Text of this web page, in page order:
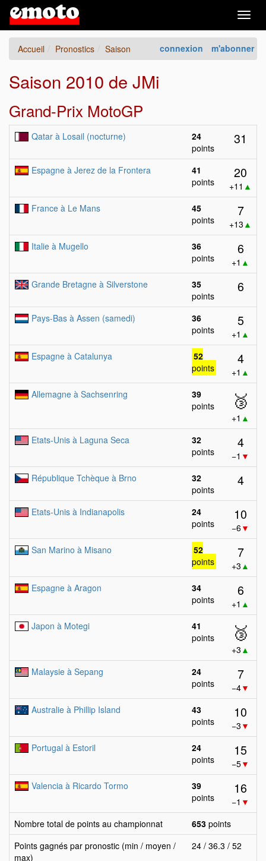
connexion m'abonner
Accueil Pronostics Saison
Saison 2010 de JMi
Grand-Prix MotoGP
Qatar à Losail (nocturne)
24
points
31
Espagne à Jerez de la Frontera
41
points
20
+11 ▲
France à Le Mans
45
points
7
+13 ▲
Italie à Mugello
36
points
6
+1 ▲
Grande Bretagne à Silverstone
35
points
6
Pays-Bas à Assen (samedi)
36
points
5
+1 ▲
Espagne à Catalunya
52
points
4
+1 ▲
Allemagne à Sachsenring
39
points
🥉
+1 ▲
Etats-Unis à Laguna Seca
32
points
4
−1 ▼
République Tchèque à Brno
32
points
4
Etats-Unis à Indianapolis
24
points
10
−6▼
San Marino à Misano
52
points
7
+3 ▲
Espagne à Aragon
34
points
6
+1 ▲
Japon à Motegi
41
points
🥉
+3 ▲
Malaysie à Sepang
24
points
7
−4▼
Australie à Phillip Island
43
points
10
−3 ▼
Portugal à Estoril
24
points
15
−5▼
Valencia à Ricardo Tormo
39
points
16
−1 ▼
Nombre total de points au championnat
653 points
Points gagnés par pronostic (min / moyen /
max)
24 / 36.3 / 52